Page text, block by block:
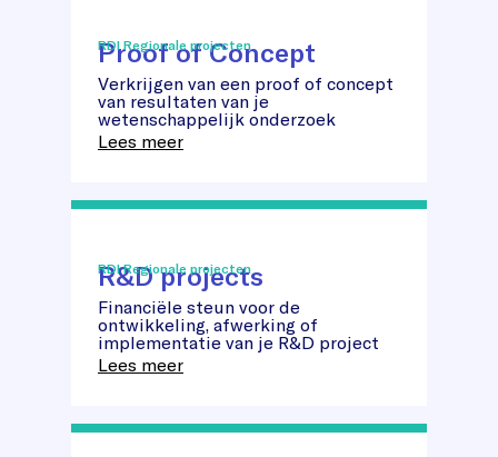
Proof
Concept
RDI Regionale projecten
Proof of Concept
Verkrijgen van een proof of concept
van resultaten van je
wetenschappelijk onderzoek
Lees meer
R&D
projects
RDI Regionale projecten
R&D projects
Financiële steun voor de
ontwikkeling, afwerking of
implementatie van je R&D project
Lees meer